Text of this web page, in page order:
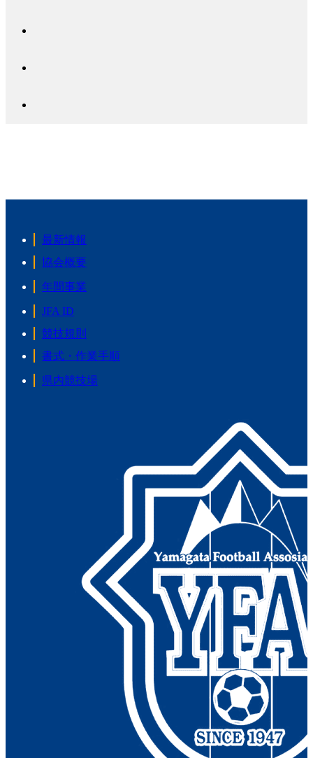
最新情報
協会概要
年間事業
JFA ID
競技規則
書式・作業手順
県内競技場